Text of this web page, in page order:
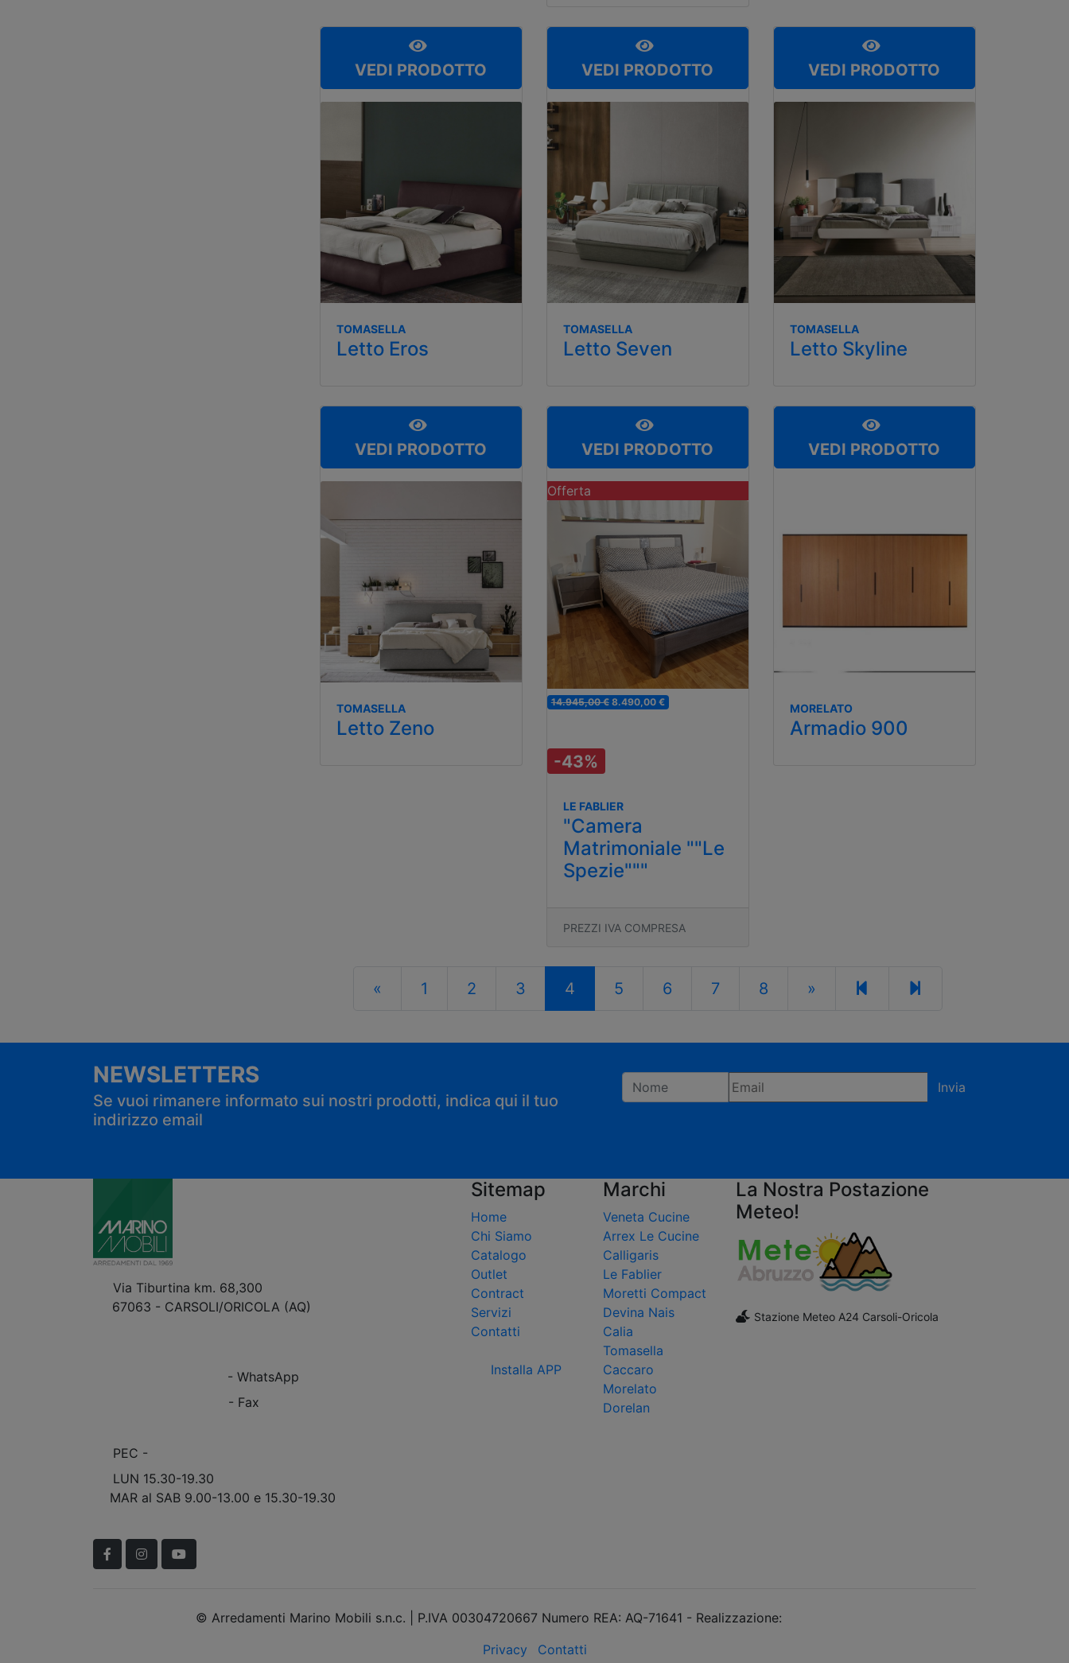
VEDI PRODOTTO
TOMASELLA
Letto Eros
VEDI PRODOTTO
TOMASELLA
Letto Seven
VEDI PRODOTTO
TOMASELLA
Letto Skyline
VEDI PRODOTTO
TOMASELLA
Letto Zeno
VEDI PRODOTTO
Offerta
14.945,00 €8.490,00 €
-43%
LE FABLIER
"Camera
Matrimoniale ""Le
Spezie"""
PREZZI IVA COMPRESA
VEDI PRODOTTO
MORELATO
Armadio 900
« 1 2 3 4 5 6 7 8 »
NEWSLETTERS
Se vuoi rimanere informato sui nostri prodotti, indica qui il tuo
indirizzo email
Invia
Via Tiburtina km. 68,300
67063 - CARSOLI/ORICOLA (AQ)
- WhatsApp
- Fax
PEC -
LUN 15.30-19.30
MAR al SAB 9.00-13.00 e 15.30-19.30
FacebookInstagramYouTube
Sitemap
Home
Chi Siamo
Catalogo
Outlet
Contract
Servizi
Contatti
Installa APP
Marchi
Veneta Cucine
Arrex Le Cucine
Calligaris
Le Fablier
Moretti Compact
Devina Nais
Calia
Tomasella
Caccaro
Morelato
Dorelan
La Nostra Postazione
Meteo!
Stazione Meteo A24 Carsoli-Oricola
© Arredamenti Marino Mobili s.n.c. | P.IVA 00304720667 Numero REA: AQ-71641 - Realizzazione:
Privacy
Contatti